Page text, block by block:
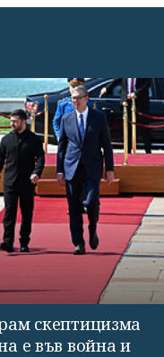
скептицизма
е във война и